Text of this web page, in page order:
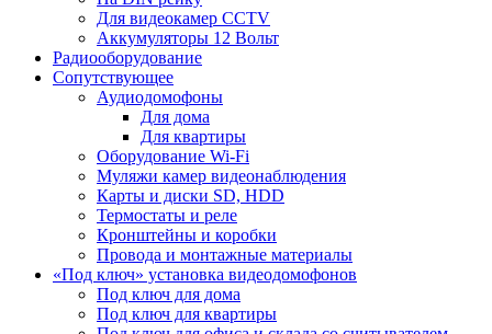
Для видеокамер CCTV
Аккумуляторы 12 Вольт
Радиооборудование
Сопутствующее
Аудиодомофоны
Для дома
Для квартиры
Оборудование Wi-Fi
Муляжи камер видеонаблюдения
Карты и диски SD, HDD
Термостаты и реле
Кронштейны и коробки
Провода и монтажные материалы
«Под ключ» установка видеодомофонов
Под ключ для дома
Под ключ для квартиры